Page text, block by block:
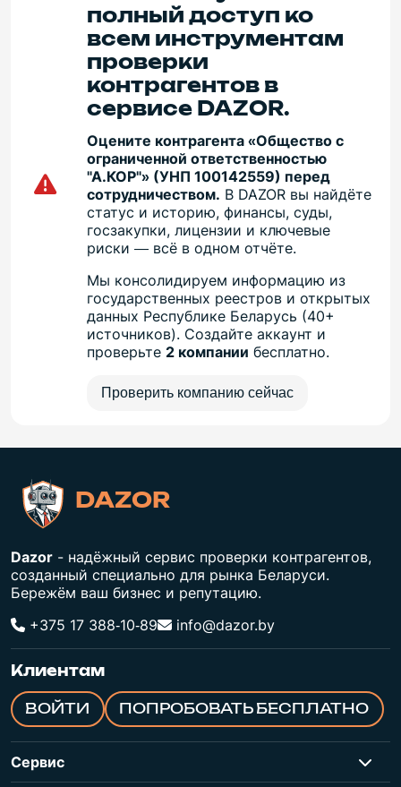
полный доступ ко
всем инструментам
проверки
контрагентов в
сервисе DAZOR.
Оцените контрагента «Общество с
ограниченной ответственностью
"А.КОР"» (УНП 100142559) перед
сотрудничеством. В DAZOR вы найдёте
статус и историю, финансы, суды,
госзакупки, лицензии и ключевые
риски — всё в одном отчёте.
Мы консолидируем информацию из
государственных реестров и открытых
данных Республике Беларусь (40+
источников). Создайте аккаунт и
проверьте2 компании бесплатно.
Проверить компанию сейчас
DAZOR
Dazor - надёжный сервис проверки контрагентов,
созданный специально для рынка Беларуси.
Бережём ваш бизнес и репутацию.
+375 17 388‑10‑89
info@dazor.by
Клиентам
ВОЙТИ ПОПРОБОВАТЬ БЕСПЛАТНО
Сервис